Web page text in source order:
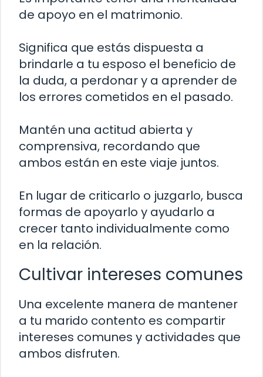
de apoyo en el matrimonio.
Significa que estás dispuesta a
brindarle a tu esposo el beneficio de
la duda, a perdonar y a aprender de
los errores cometidos en el pasado.
Mantén una actitud abierta y
comprensiva, recordando que
ambos están en este viaje juntos.
En lugar de criticarlo o juzgarlo, busca
formas de apoyarlo y ayudarlo a
crecer tanto individualmente como
en la relación.
Cultivar intereses comunes
Una excelente manera de mantener
a tu marido contento es compartir
intereses comunes y actividades que
ambos disfruten.